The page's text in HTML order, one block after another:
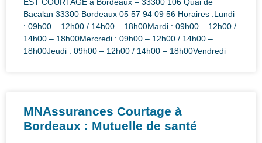
Bacalan 33300 Bordeaux 05 57 94 09 56 Horaires :Lundi
: 09h00 – 12h00 / 14h00 – 18h00Mardi : 09h00 – 12h00 /
14h00 – 18h00Mercredi : 09h00 – 12h00 / 14h00 –
18h00Jeudi : 09h00 – 12h00 / 14h00 – 18h00Vendredi
MNAssurances Courtage à
Bordeaux : Mutuelle de santé